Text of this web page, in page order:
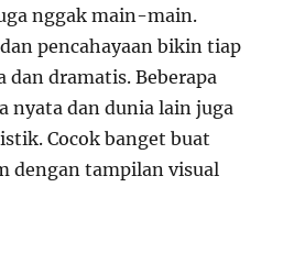
nggak main-main.
pencahayaan bikin tiap
dan dramatis. Beberapa
nyata dan dunia lain juga
Cocok banget buat
dengan tampilan visual